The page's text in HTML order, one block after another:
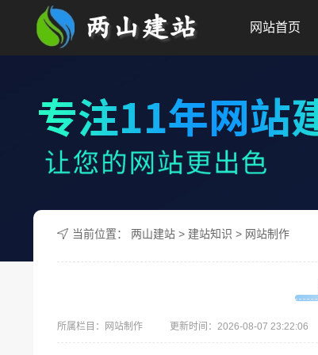
网站首页
当前位置： 两山建站 > 建站知识 > 网站制作
所属栏目：网站制作 更新时间： 2026-08-07 23:22:06